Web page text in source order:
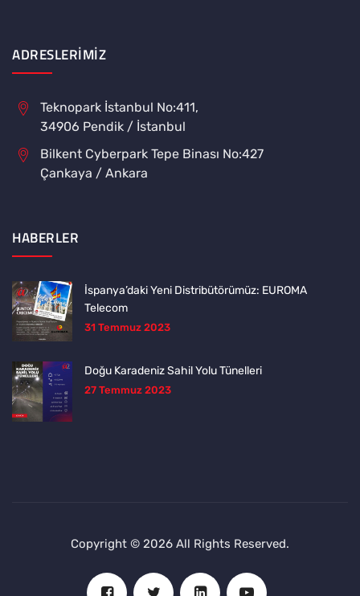
ADRESLERIMIZ
Teknopark İstanbul No:411,
34906 Pendik / İstanbul
Bilkent Cyberpark Tepe Binası No:427
Çankaya / Ankara
HABERLER
İspanya’daki Yeni Distribütörümüz: EUROMA
Telecom
31 Temmuz 2023
Doğu Karadeniz Sahil Yolu Tünelleri
27 Temmuz 2023
Copyright © 2026 All Rights Reserved.